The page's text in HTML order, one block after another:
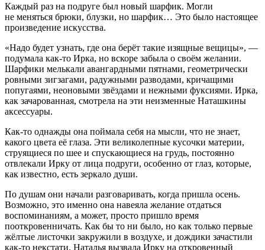
Каждый раз на подруге был новый шарфик. Могли
не меняться брюки, блузки, но шарфик… Это было настоящее
произведение искусства.
«Надо будет узнать, где она берёт такие изящные вещицы», —
подумала как-то Ирка, но вскоре забыла о своём желании.
Шарфики мелькали авангардными пятнами, геометрически
ровными зигзагами, радужными разводами, кричащими
попугаями, неоновыми звёздами и нежными фуксиями. Ирка,
как зачарованная, смотрела на эти неизменные Наташкины
аксессуары.
Как-то однажды она поймала себя на мысли, что не знает,
какого цвета её глаза. Эти великолепные кусочки материи,
струящиеся по шее и спускающиеся на грудь, постоянно
отвлекали Ирку от лица подруги, особенно от глаз, которые,
как известно, есть зеркало души.
По душам они начали разговаривать, когда пришла осень.
Возможно, это именно она навеяла желание отдаться
воспоминаниям, а может, просто пришло время
пооткровенничать. Как бы то ни было, но как только первые
жёлтые листочки закружили в воздухе, и дождики зачастили
как-то некстати, Наталья вызвала Ирку на откровенный